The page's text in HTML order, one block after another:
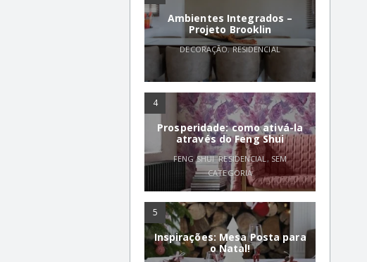
Ambientes Integrados –
Projeto Brooklin
DECORAÇÃO,RESIDENCIAL
4
Prosperidade: como ativá-la
através do Feng Shui
FENG SHUI,RESIDENCIAL, SEM
CATEGORIA
5
Inspirações: Mesa Posta para
o Natal!